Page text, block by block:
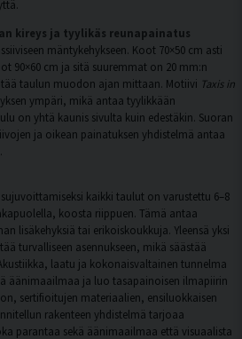
kireys ja tyylikäs reunapainatus
mäntykehykseen. Koot 70×50 cm asti
90×60 cm ja sitä suuremmat on 20 mm:n
taulun muodon ajan mittaan. Motiivi Taxis in
ympäri, mikä antaa tyylikkään
on yhtä kaunis sivulta kuin edestäkin. Suoran
ja oikean painatuksen yhdistelmä antaa
kaikki taulut on varustettu 6–8
koosta riippuen. Tämä antaa
lisäkehyksiä tai erikoiskoukkuja. Yleensä yksi
turvalliseen asennukseen, mikä säästää
laatu ja kokonaisvaltainen tunnelma
äänimaailmaa ja luo tasapainoisen ilmapiirin
sertifioitujen materiaalien, ensiluokkaisen
rakenteen yhdistelmä tarjoaa
parantaa sekä äänimaailmaa että visuaalista